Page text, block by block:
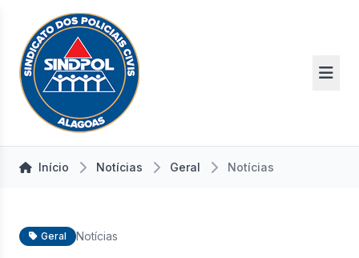
Início Notícias Geral Notícias
Geral Notícias